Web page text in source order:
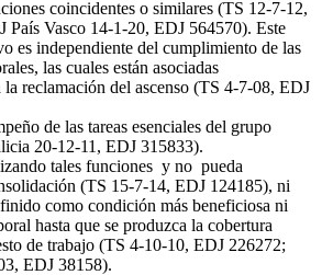
coincidentes o similares (TS 12-7-12,
País Vasco 14-1-20, EDJ 564570). Este
es independiente del cumplimiento de las
las cuales están asociadas
la reclamación del ascenso (TS 4-7-08, EDJ
de las tareas esenciales del grupo
20-12-11, EDJ 315833).
tales funciones y no pueda
(TS 15-7-14, EDJ 124185), ni
como condición más beneficiosa ni
hasta que se produzca la cobertura
de trabajo (TS 4-10-10, EDJ 226272;
EDJ 38158).